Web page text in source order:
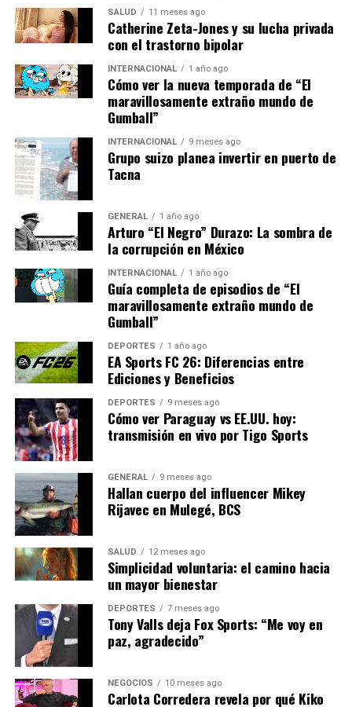
holístico en la salud subraya la versatilidad de la miel
como un alimento que va más allá de su uso tradicional
Un vistazo al futuro
El creciente interés por la miel orgánica y sus beneficios
podría impulsar cambios en las prácticas de producción
y consumo. Con una mayor conciencia sobre los efectos
negativos del azúcar refinado, los consumidores podrían
inclinarse más hacia opciones naturales y no
adulteradas. Este cambio no solo beneficiaría la salud
individual, sino que también podría tener un impacto
positivo en la sostenibilidad agrícola, promoviendo
prácticas de apicultura responsables y respetuosas con
el medio ambiente.
En conclusión, la miel orgánica se presenta como un
alimento multifacético con el potencial de mejorar
varios aspectos de la salud humana. A medida que más
investigaciones continúan explorando sus beneficios, es
probable que su popularidad siga en aumento,
consolidándose como un elemento clave en la dieta de
aquellos que buscan un enfoque más natural y
equilibrado para su bienestar.
NOTICIAS RELACIONADAS:
SIGUIENTE
Beneficios de la linaza para la salud cardiovascular y
digestiva
La grasa corporal y su impacto en el envejecimiento
cerebral
SALUD 11 meses ago
Catherine Zeta-Jones y su lucha privada
con el trastorno bipolar
INTERNACIONAL 1 año ago
Cómo ver la nueva temporada de “El
maravillosamente extraño mundo de
Gumball”
INTERNACIONAL 9 meses ago
Grupo suizo planea invertir en puerto de
Tacna
GENERAL 1 año ago
Arturo “El Negro” Durazo: La sombra de
la corrupción en México
INTERNACIONAL 1 año ago
Guía completa de episodios de “El
maravillosamente extraño mundo de
Gumball”
DEPORTES 1 año ago
EA Sports FC 26: Diferencias entre
Ediciones y Beneficios
DEPORTES 9 meses ago
Cómo ver Paraguay vs EE.UU. hoy:
transmisión en vivo por Tigo Sports
GENERAL 9 meses ago
Hallan cuerpo del influencer Mikey
Rijavec en Mulegé, BCS
SALUD 12 meses ago
Simplicidad voluntaria: el camino hacia
un mayor bienestar
DEPORTES 7 meses ago
Tony Valls deja Fox Sports: “Me voy en
paz, agradecido”
NEGOCIOS 10 meses ago
Carlota Corredera revela por qué Kiko